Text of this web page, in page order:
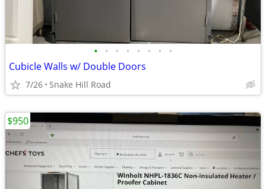
• • • • • • • •
Cubicle Walls w/ Double Doors
7/26 Snake Hill Road
$950